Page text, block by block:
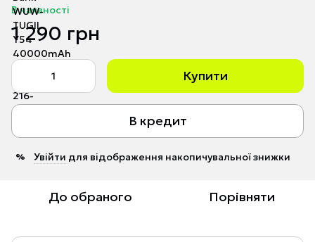
В наявності
1 290 грн
Купити
В кредит
% Увійти для відображення накопичувальної знижки
До обраного Порівняти